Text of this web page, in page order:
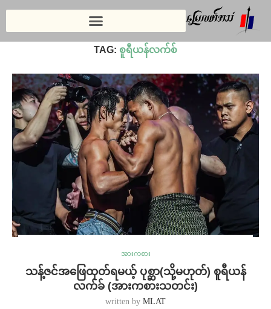
TAG: စူရီယန်လက်စ်
အားကစား
သန့်ဇင်အဖြေထုတ်ရမယ့် ပုစ္ဆာ(သို့မဟုတ်) စူရီယန်
လက်ခ် (အားကစားသတင်း)
written by MLAT